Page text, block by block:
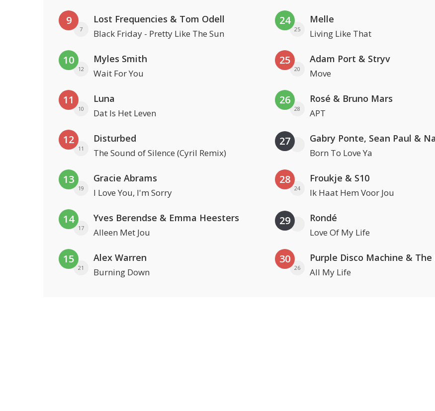
9
7
Lost Frequencies & Tom Odell
Black Friday - Pretty Like The Sun
10
12
Myles Smith
Wait For You
11
10
Luna
Dat Is Het Leven
12
11
Disturbed
The Sound of Silence (Cyril Remix)
13
19
Gracie Abrams
I Love You, I'm Sorry
14
17
Yves Berendse & Emma Heesters
Alleen Met Jou
15
21
Alex Warren
Burning Down
24
25
Melle
Living Like That
25
20
Adam Port & Stryv
Move
26
28
Rosé & Bruno Mars
APT
27
Born To Love Ya
28
24
Froukje & S10
Ik Haat Hem Voor Jou
29 Rondé
Love Of My Life
30
26 All My Life